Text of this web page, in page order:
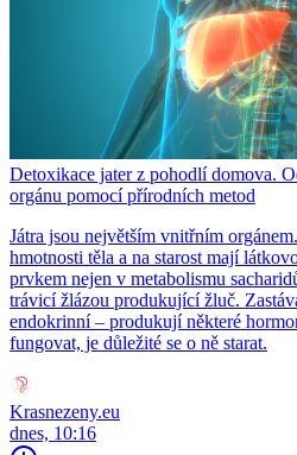
Detoxikace jater z pohodlí domova.
orgánu pomocí přírodních metod
Játra jsou největším vnitřním
hmotnosti těla a na starost mají
prvkem nejen v metabolismu
trávicí žlázou produkující žluč.
endokrinní – produkují některé
fungovat, je důležité se o ně starat.
Krasnezeny.eu
dnes, 10:16